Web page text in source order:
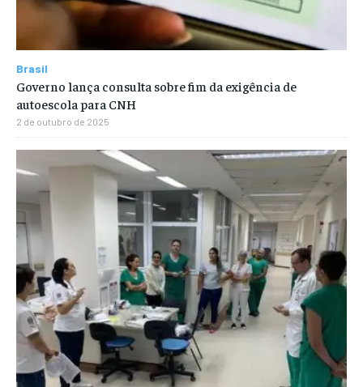
Brasil
Governo lança consulta sobre fim da exigência de
autoescola para CNH
2 de outubro de 2025